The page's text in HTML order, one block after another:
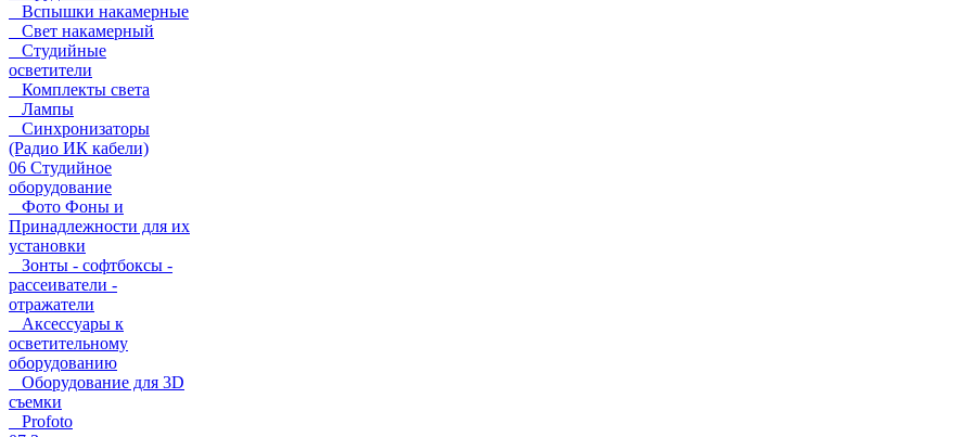
Вспышки накамерные
Свет накамерный
Студийные
осветители
Комплекты света
Лампы
Синхронизаторы
(Радио ИК кабели)
06 Студийное
оборудование
Фото Фоны и
Принадлежности для их
установки
Зонты - софтбоксы -
рассеиватели -
отражатели
Аксессуары к
осветительному
оборудованию
Оборудование для 3D
съемки
Profoto